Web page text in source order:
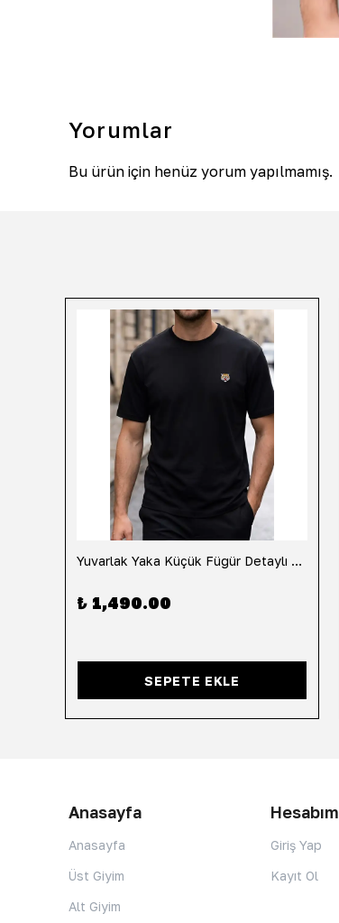
Yorumlar
Bu ürün için henüz yorum yapılmamış.
Yuvarlak Yaka Küçük Fügür Detaylı Tişört-Siyah
₺ 1,490.00
SEPETE EKLE
Anasayfa
Anasayfa
Üst Giyim
Alt Giyim
Hesabım
Giriş Yap
Kayıt Ol